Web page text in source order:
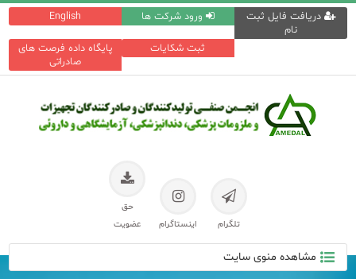
English ورود شرکت ها
دریافت فایل ثبت
نام
پایگاه داده فرصت های
صادراتی
ثبت شکایات
تلگرام اینستاگرام
حق
عضویت
مشاهده منوی سایت